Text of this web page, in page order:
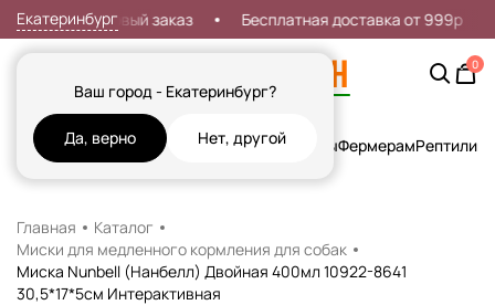
Екатеринбург
Ваш город - Екатеринбург?
Да, верно Нет, другой
7% на первый заказ Бесплатная доставка от 999р
0
Кошки СобакиРыбы Грызуны и Хорьки ПтицыФермерамРептилии
Главная
Каталог
Миски для медленного кормления для собак
Миска Nunbell (Нанбелл) Двойная 400мл 10922-8641
30,5*17*5см Интерактивная